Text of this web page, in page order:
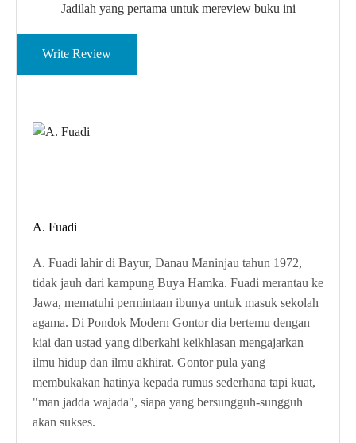
Jadilah yang pertama untuk mereview buku ini
Write Review
A. Fuadi
A. Fuadi lahir di Bayur, Danau Maninjau tahun 1972,
tidak jauh dari kampung Buya Hamka. Fuadi merantau ke
Jawa, mematuhi permintaan ibunya untuk masuk sekolah
agama. Di Pondok Modern Gontor dia bertemu dengan
kiai dan ustad yang diberkahi keikhlasan mengajarkan
ilmu hidup dan ilmu akhirat. Gontor pula yang
membukakan hatinya kepada rumus sederhana tapi kuat,
"man jadda wajada", siapa yang bersungguh-sungguh
akan sukses.